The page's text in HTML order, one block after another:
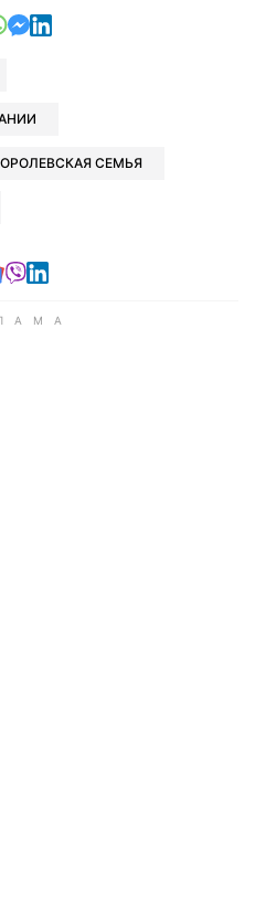
в Telegram
в Facebook
в Xв Viber
отправить в Whatsapp
отправить в Messenger
отправить в LinkedIn
СЕМЬЯ
Telegram
в Facebook
в X
Читайте в Google news
Читайте в Viber
Читайте в LinkedIn